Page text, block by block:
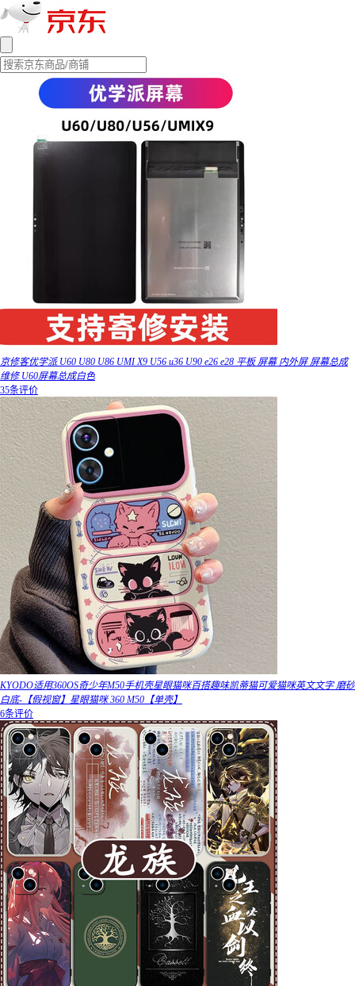
京修客优学派 U60 U80 U86 UMI X9 U56 u36 U90 e26 e28 平板 屏幕 内外屏 屏幕总成
维修 U60屏幕总成白色
35条评价
KYODO适用360OS奇少年M50手机壳星眼猫咪百搭趣味凯蒂猫可爱猫咪英文文字 磨砂
白底-【假视窗】星眼猫咪 360 M50【单壳】
6条评价